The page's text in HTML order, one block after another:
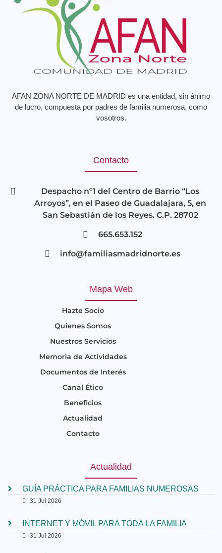
AFAN ZONA NORTE DE MADRID es una entidad, sin ánimo
de lucro, compuesta por padres de familia numerosa, como
vosotros.
Contacto
Despacho nº1 del Centro de Barrio “Los
Arroyos”, en el Paseo de Guadalajara, 5, en
San Sebastián de los Reyes. C.P. 28702
665.653.152
info@familiasmadridnorte.es
Mapa Web
Hazte Socio
Quienes Somos
Nuestros Servicios
Memoria de Actividades
Documentos de Interés
Canal Ético
Beneficios
Actualidad
Contacto
Actualidad
GUÍA PRÁCTICA PARA FAMILIAS NUMEROSAS
31 Jul 2026
INTERNET Y MÓVIL PARA TODA LA FAMILIA
31 Jul 2026